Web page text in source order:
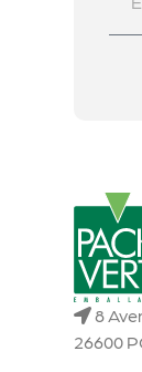
8
26600